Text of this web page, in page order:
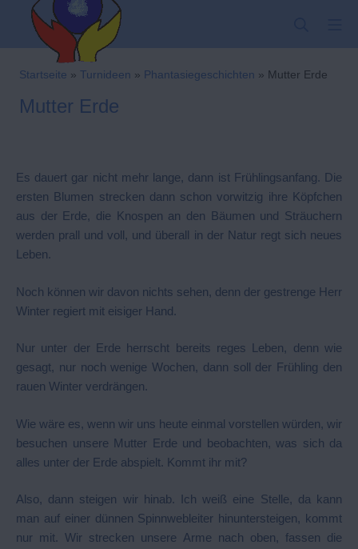
springen
Kindergarten-
Startseite » Turnideen » Phantasiegeschichten » Mutter Erde
Mutter Erde
Es dauert gar nicht mehr lange, dann ist Frühlingsanfang. Die
ersten Blumen strecken dann schon vorwitzig ihre Köpfchen
aus der Erde, die Knospen an den Bäumen und Sträuchern
werden prall und voll, und überall in der Natur regt sich neues
Leben.
Noch können wir davon nichts sehen, denn der gestrenge Herr
Winter regiert mit eisiger Hand.
Nur unter der Erde herrscht bereits reges Leben, denn wie
gesagt, nur noch wenige Wochen, dann soll der Frühling den
rauen Winter verdrängen.
Wie wäre es, wenn wir uns heute einmal vorstellen würden, wir
besuchen unsere Mutter Erde und beobachten, was sich da
alles unter der Erde abspielt. Kommt ihr mit?
Also, dann steigen wir hinab. Ich weiß eine Stelle, da kann
man auf einer dünnen Spinnwebleiter hinuntersteigen, kommt
nur mit. Wir strecken unsere Arme nach oben, fassen die